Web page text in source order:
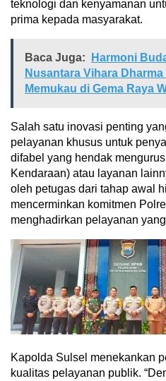
teknologi dan kenyamanan
prima kepada masyarakat.
Baca Juga:
Harmoni
Nusantara Vihara Dharma
Memukau di Gema Raya
Salah satu inovasi penting
pelayanan khusus untuk
difabel yang hendak
Kendaraan) atau layanan
oleh petugas dari tahap awal
mencerminkan komitmen
menghadirkan pelayanan
Kapolda Sulsel menekankan
kualitas pelayanan publik.